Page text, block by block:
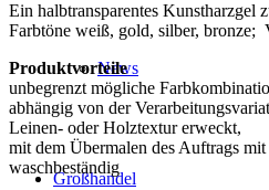
News
Großhandel
Ein halbtransparentes Kunstharzgel
Farbtöne weiß, gold, silber, bronze;
Produktvorteile
unbegrenzt mögliche
abhängig von der
Leinen- oder Holztextur erweckt,
mit dem Übermalen des Auftrags
waschbeständig